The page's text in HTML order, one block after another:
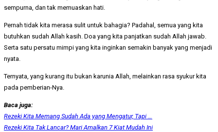
sempurna, dan tak memuaskan hati.
Pernah tidak kita merasa sulit untuk bahagia? Padahal, semua yang kita
butuhkan sudah Allah kasih. Doa yang kita panjatkan sudah Allah jawab.
Serta satu persatu mimpi yang kita inginkan semakin banyak yang menjadi
nyata.
Ternyata, yang kurang itu bukan karunia Allah, melainkan rasa syukur kita
pada pemberian-Nya.
Baca juga:
Rezeki Kita Memang Sudah Ada yang Mengatur, Tapi …
Rezeki Kita Tak Lancar? Mari Amalkan 7 Kiat Mudah Ini